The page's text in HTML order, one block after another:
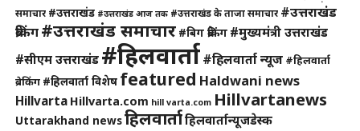
समाचार #उत्तराखंड #उत्तराखंड आज तक #उत्तराखंड के ताजा समाचार #उत्तराखंड
ब्रेकिंग#उत्तराखंड समाचार #बिग ब्रेकिंग #मुख्यमंत्री उत्तराखंड
#सीएम उत्तराखंड #हिलवार्ता#हिलवार्ता न्यूज #हिलवार्ता
ब्रेकिंग #हिलवार्ता विशेष featured Haldwani news
Hillvarta Hillvarta.com hill varta.com Hillvartanews
Uttarakhand newsहिलवार्ताहिलवार्तान्यूजडेस्क